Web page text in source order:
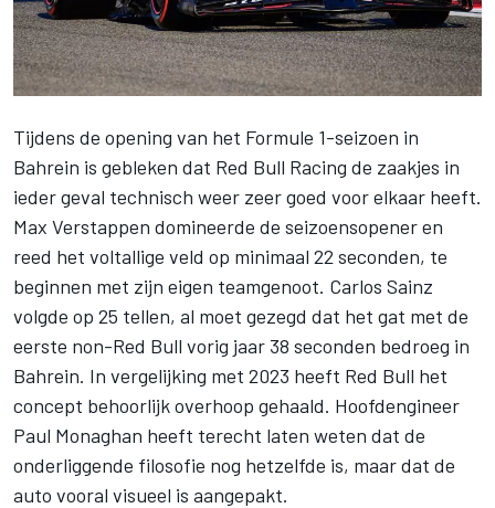
Tijdens de opening van het Formule 1-seizoen in
Bahrein is gebleken dat Red Bull Racing de zaakjes in
ieder geval technisch weer zeer goed voor elkaar heeft.
Max Verstappen domineerde de seizoensopener en
reed het voltallige veld op minimaal 22 seconden, te
beginnen met zijn eigen teamgenoot. Carlos Sainz
volgde op 25 tellen, al moet gezegd dat het gat met de
eerste non-Red Bull vorig jaar 38 seconden bedroeg in
Bahrein. In vergelijking met 2023 heeft Red Bull het
concept behoorlijk overhoop gehaald. Hoofdengineer
Paul Monaghan heeft terecht laten weten dat de
onderliggende filosofie nog hetzelfde is, maar dat de
auto vooral visueel is aangepakt.